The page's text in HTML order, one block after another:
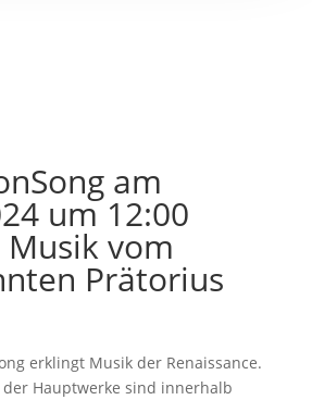
am
um 12:00
vom
Prätorius
erklingt Musik der Renaissance.
Hauptwerke sind innerhalb